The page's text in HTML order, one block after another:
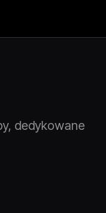
dedykowane